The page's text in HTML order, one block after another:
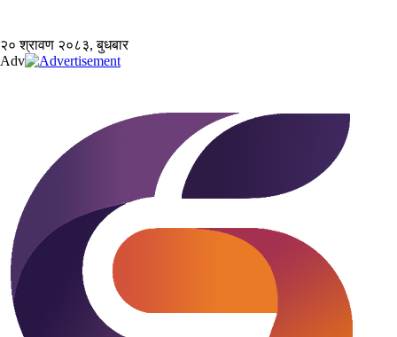
२० श्रावण २०८३, बुधबार
Adv